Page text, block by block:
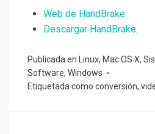
Web de HandBrake.
Descargar HandBrake.
Publicada en Linux, Mac OS X,
Software, Windows
Etiquetada como conversión,